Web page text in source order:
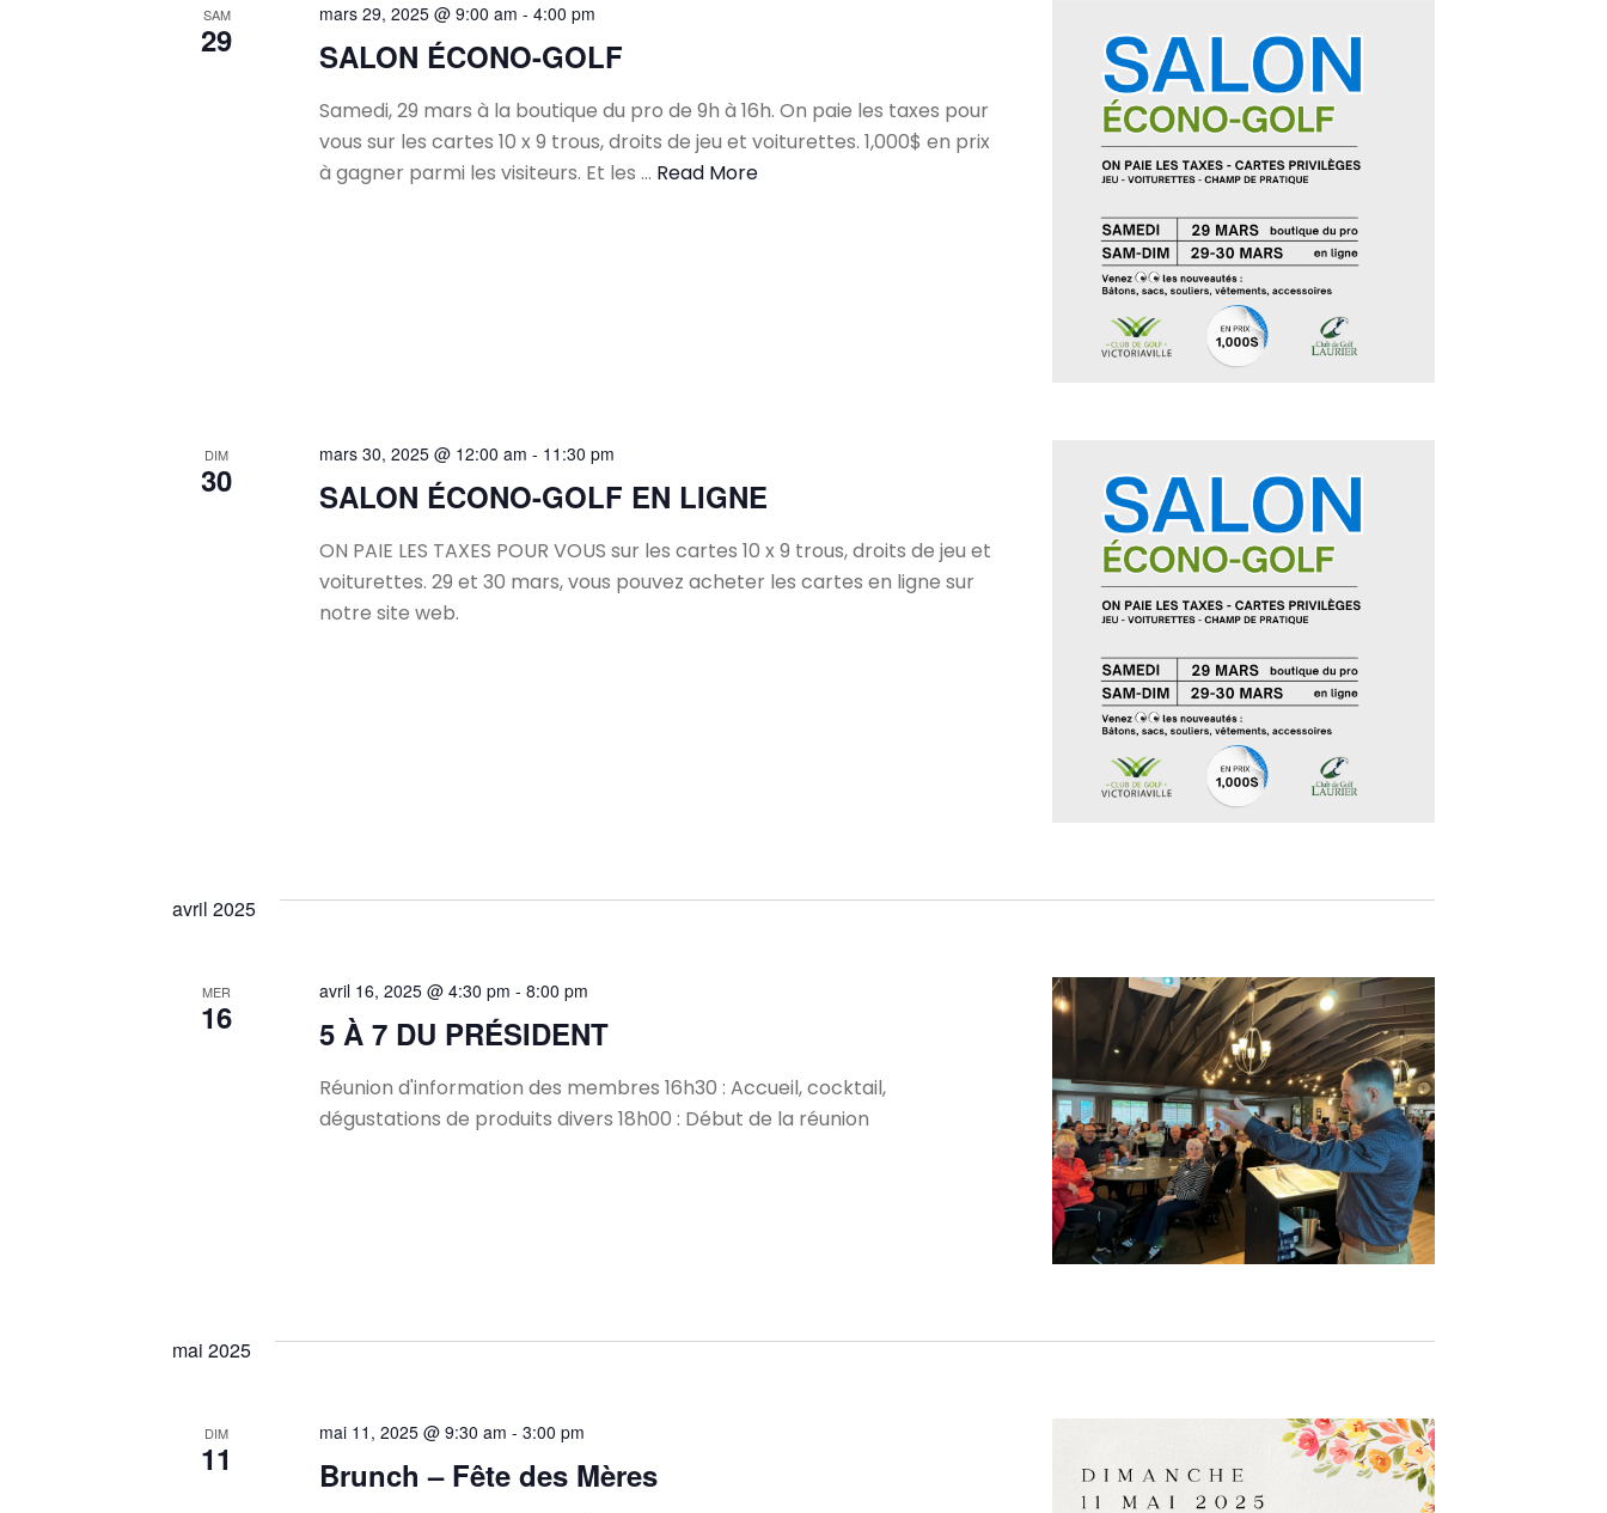
SAM
29 SALON ÉCONO-GOLF
mars 29, 2025 @ 9:00 am - 4:00 pm
Samedi, 29 mars à la boutique du pro de 9h à 16h. On paie les taxes pour
vous sur les cartes 10 x 9 trous, droits de jeu et voiturettes. 1,000$ en prix
à gagner parmi les visiteurs. Et les … Read More
DIM
30 SALON ÉCONO-GOLF EN LIGNE
mars 30, 2025 @ 12:00 am - 11:30 pm
ON PAIE LES TAXES POUR VOUS sur les cartes 10 x 9 trous, droits de jeu et
voiturettes. 29 et 30 mars, vous pouvez acheter les cartes en ligne sur
notre site web.
avril 2025
MER
16 5 À 7 DU PRÉSIDENT
avril 16, 2025 @ 4:30 pm - 8:00 pm
Réunion d'information des membres 16h30 : Accueil, cocktail,
dégustations de produits divers 18h00 : Début de la réunion
mai 2025
DIM
11 Brunch – Fête des Mères
mai 11, 2025 @ 9:30 am - 3:00 pm